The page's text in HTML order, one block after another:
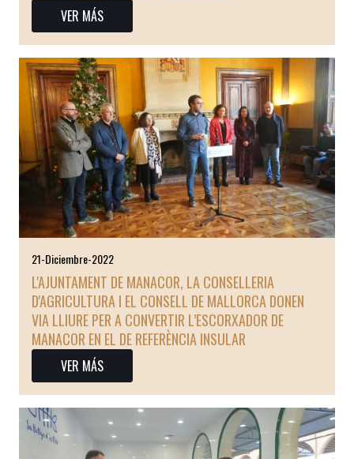
VER MÁS
21-Diciembre-2022
L'AJUNTAMENT DE MANACOR, LA CONSELLERIA
D'AGRICULTURA I EL CONSELL DE MALLORCA DONEN
VIA LLIURE PER A CONVERTIR L’ESCORXADOR DE
MANACOR EN EL DE REFERÈNCIA INSULAR
VER MÁS